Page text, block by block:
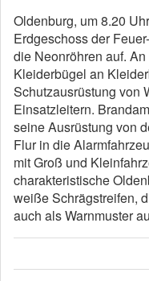
Oldenburg, um 8.20
Erdgeschoss der
die Neonröhren auf.
Kleiderbügel an
Schutzausrüstung von
Einsatzleitern.
seine Ausrüstung von
Flur in die
mit Groß und
charakteristische
weiße Schrägstreifen,
auch als Warnmuster